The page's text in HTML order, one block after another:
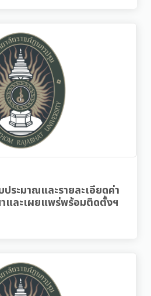
ระมาณและรายละเอียดค่า
และเผยแพร่พร้อมติดตั้งฯ